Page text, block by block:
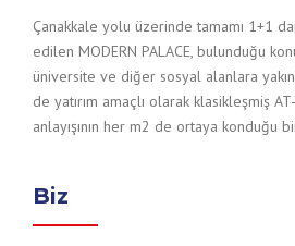
Çanakkale yolu üzerinde tamamı 1+1
edilen MODERN PALACE, bulunduğu
üniversite ve diğer sosyal alanlara
de yatırım amaçlı olarak klasikleşmiş
anlayışının her m2 de ortaya konduğu
Biz